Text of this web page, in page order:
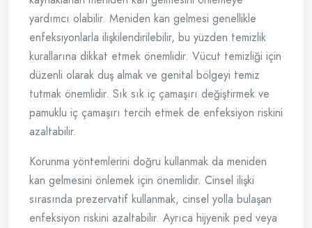
yardımcı olabilir. Meniden kan gelmesi genellikle
enfeksiyonlarla ilişkilendirilebilir, bu yüzden temizlik
kurallarına dikkat etmek önemlidir. Vücut temizliği için
düzenli olarak duş almak ve genital bölgeyi temiz
tutmak önemlidir. Sık sık iç çamaşırı değiştirmek ve
pamuklu iç çamaşırı tercih etmek de enfeksiyon riskini
azaltabilir.
Korunma yöntemlerini doğru kullanmak da meniden
kan gelmesini önlemek için önemlidir. Cinsel ilişki
sırasında prezervatif kullanmak, cinsel yolla bulaşan
enfeksiyon riskini azaltabilir. Ayrıca hijyenik ped veya